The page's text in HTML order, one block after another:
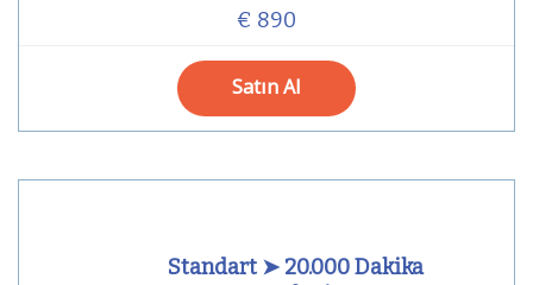
€ 890
Satın Al
Standart ➤ 20.000 Dakika